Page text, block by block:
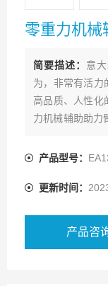
零重力机械
简要描述： 意
为，非常有活力
高品质、人性化
力机械辅助助力
产品型号：
更新时间：
产品咨